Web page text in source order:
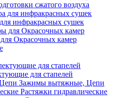
сжатого воздуха
инфракрасных сушек
Окрасочных камер
для стапелей
Зажимы вытяжные, Цепи
Растяжки гидравлические